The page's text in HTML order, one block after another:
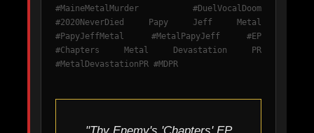
#MaineMetalMurder #DuelVocalDoom
#2020NeverDied Papy Jeff Metal
#PapyJeffMetal #MetalPapyJeff #EP
#Chapters Metal Devastation PR
#MetalDevastationPR #MDPR